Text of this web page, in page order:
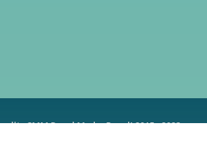
SMM Panel MedyaPanel! 2015 - 2023